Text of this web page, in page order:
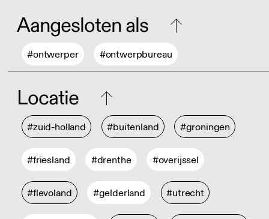
Aangesloten als
#ontwerper #ontwerpbureau
Locatie
#zuid-holland #buitenland #groningen
#friesland #drenthe #overijssel
#flevoland #gelderland #utrecht